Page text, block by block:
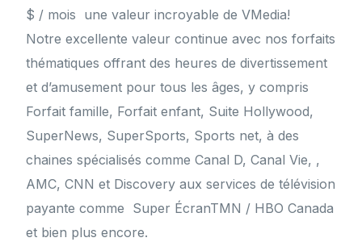
$ / mois une valeur incroyable de VMedia!
Notre excellente valeur continue avec nos forfaits
thématiques offrant des heures de divertissement
et d’amusement pour tous les âges, y compris
Forfait famille, Forfait enfant, Suite Hollywood,
SuperNews, SuperSports, Sports net, à des
chaines spécialisés comme Canal D, Canal Vie, ,
AMC, CNN et Discovery aux services de télévision
payante comme Super ÉcranTMN / HBO Canada
et bien plus encore.